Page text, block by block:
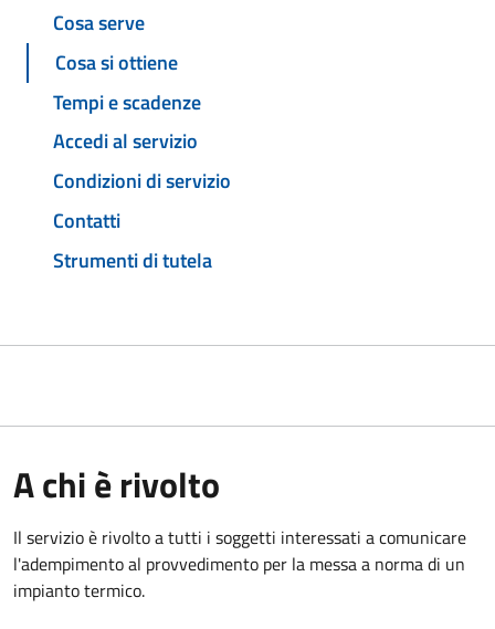
Cosa serve
Cosa si ottiene
Tempi e scadenze
Accedi al servizio
Condizioni di servizio
Contatti
Strumenti di tutela
A chi è rivolto
Il servizio è rivolto a tutti i soggetti interessati a comunicare
l'adempimento al provvedimento per la messa a norma di un
impianto termico.